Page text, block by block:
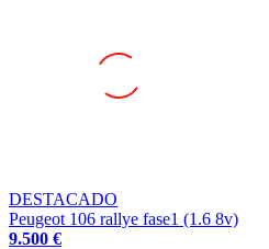
DESTACADO
Peugeot 106 rallye fase1 (1.6 8v)
9.500 €